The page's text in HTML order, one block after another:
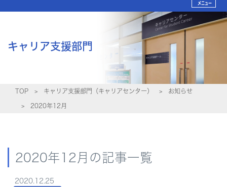
メニュー
キャリア支援部門
TOP キャリア支援部門（キャリアセンター） お知らせ
2020年12月
2020年12月の記事一覧
2020.12.25